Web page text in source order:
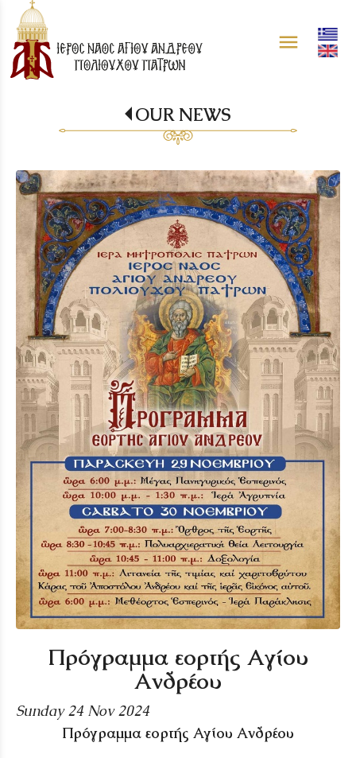
menu
OUR NEWS
Πρόγραμμα εορτής Αγίου
Ανδρέου
Sunday 24 Nov 2024
Πρόγραμμα εορτής Αγίου Ανδρέου